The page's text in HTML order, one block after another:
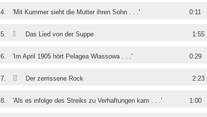
4. 'Mit Kummer sieht die Mutter ihren Sohn . . .' 0:11
5. II Das Lied von der Suppe 1:55
6. 'Im April 1905 hört Pelagea Wlassowa . . .' 0:29
7. III Der zerrissene Rock 2:23
8. 'Als es infolge des Streiks zu Verhaftungen kam . . .' 1:00